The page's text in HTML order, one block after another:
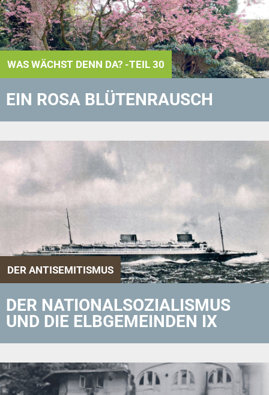
WAS WÄCHST DENN DA? -TEIL 30
EIN ROSA BLÜTENRAUSCH
DER ANTISEMITISMUS
DER NATIONALSOZIALISMUS
UND DIE ELBGEMEINDEN IX